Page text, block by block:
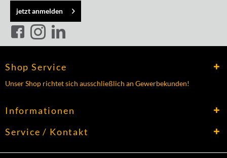
jetzt anmelden
Shop Service
Unser Shop richtet sich ausschließlich an Gewerbekunden!
Informationen
Service / Kontakt